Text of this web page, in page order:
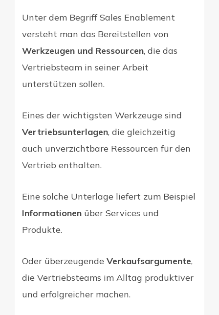
Unter dem Begriff Sales Enablement
versteht man das Bereitstellen von
Werkzeugen und Ressourcen, die das
Vertriebsteam in seiner Arbeit
unterstützen sollen.
Eines der wichtigsten Werkzeuge sind
Vertriebsunterlagen, die gleichzeitig
auch unverzichtbare Ressourcen für den
Vertrieb enthalten.
Eine solche Unterlage liefert zum Beispiel
Informationen über Services und
Produkte.
Oder überzeugende Verkaufsargumente,
die Vertriebsteams im Alltag produktiver
und erfolgreicher machen.